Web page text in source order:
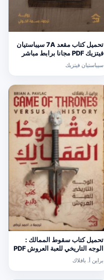
تحميل كتاب مقعد 7A سيباستيان
فيتزيك PDF مجانا برابط مباشر
سيباستيان فيتزيك
تحميل كتاب سقوط الممالك :
الوجه التاريخي للعبة العروش PDF
مجانا
براين أ. بافلاك